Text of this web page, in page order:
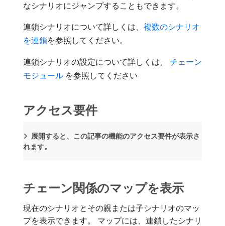
なシナリオにジャンプすることもできます。
連鎖シナリオについて詳しくは、 複数のシナリオ
を連鎖を参照してください。
連鎖シナリオの設定について詳しくは、
​ チェーン
モジュール ​ を参照してください
アクセス要件
展開すると、この記事の機能のアクセス要件が表示さ
れます。
チェーン関係のマップを表示
現在のシナリオとその親または子シナリオのマッ
プを表示できます。 マップには、連鎖したシナリ